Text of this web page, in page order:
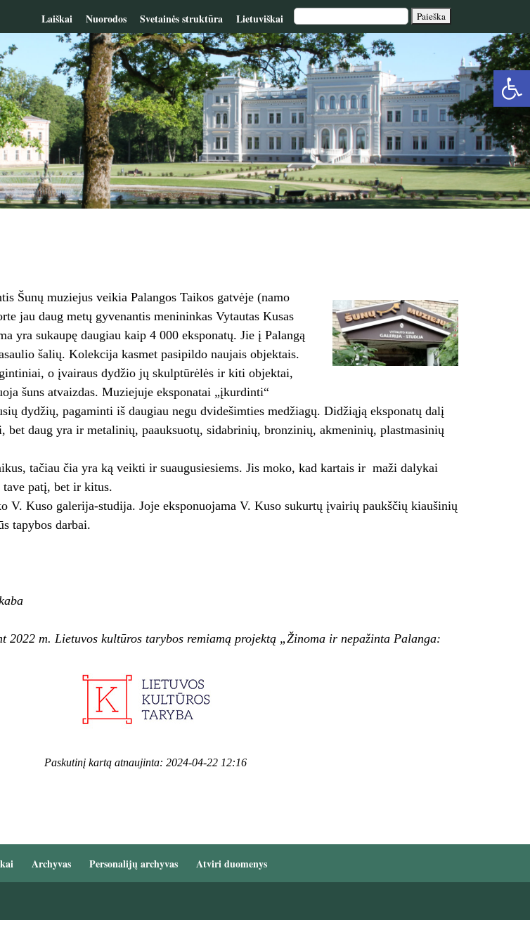
Laiškai Nuorodos Svetainės struktūra Lietuviškai
Šunų muziejus veikia Palangos Taikos gatvėje (namo
jau daug metų gyvenantis menininkas Vytautas Kusas
yra sukaupę daugiau kaip 4 000 eksponatų. Jie į Palangą
šalių. Kolekcija kasmet pasipildo naujais objektais.
o įvairaus dydžio jų skulptūrėlės ir kiti objektai,
šuns atvaizdas. Muziejuje eksponatai „įkurdinti“
dydžių, pagaminti iš daugiau negu dvidešimties medžiagų. Didžiąją eksponatų dalį
bet daug yra ir metalinių, paauksuotų, sidabrinių, bronzinių, akmeninių, plastmasinių
tačiau čia yra ką veikti ir suaugusiesiems. Jis moko, kad kartais ir maži dalykai
patį, bet ir kitus.
V. Kuso galerija-studija. Joje eksponuojama V. Kuso sukurtų įvairių paukščių kiaušinių
tapybos darbai.
2022 m. Lietuvos kultūros tarybos remiamą projektą „Žinoma ir nepažinta Palanga:
Paskutinį kartą atnaujinta: 2024-04-22 12:16
Archyvas Personalijų archyvas Atviri duomenys